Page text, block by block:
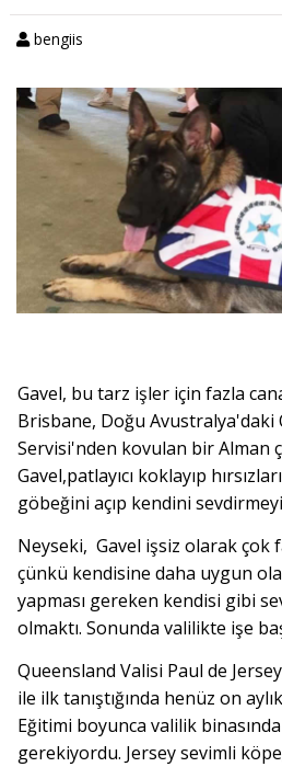
bengiis
Gavel, bu tarz işler için fazla
Brisbane, Doğu Avustralya'daki
Servisi'nden kovulan bir Alman
Gavel,patlayıcı koklayıp
göbeğini açıp kendini
Neyseki, Gavel işsiz olarak çok
çünkü kendisine daha uygun
yapması gereken kendisi gibi
olmaktı. Sonunda valilikte işe
Queensland Valisi Paul de
ile ilk tanıştığında henüz on
Eğitimi boyunca valilik binasında
gerekiyordu. Jersey sevimli